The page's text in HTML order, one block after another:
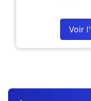
Voir